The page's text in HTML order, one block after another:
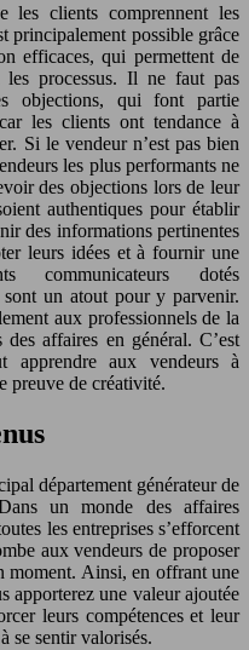
les clients comprennent les
principalement possible grâce
efficaces, qui permettent de
les processus. Il ne faut pas
objections, qui font partie
les clients ont tendance à
Si le vendeur n’est pas bien
les plus performants ne
des objections lors de leur
authentiques pour établir
des informations pertinentes
leurs idées et à fournir une
communicateurs dotés
sont un atout pour y parvenir.
aux professionnels de la
affaires en général. C’est
apprendre aux vendeurs à
preuve de créativité.
département générateur de
un monde des affaires
les entreprises s’efforcent
aux vendeurs de proposer
moment. Ainsi, en offrant une
apporterez une valeur ajoutée
leurs compétences et leur
se sentir valorisés.